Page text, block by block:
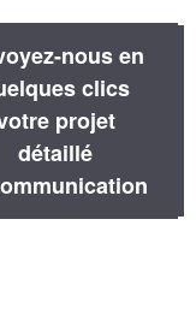
nous en
clics
projet
détaillé